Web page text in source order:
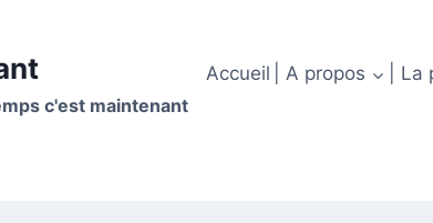
c'est maintenant
Accueil | A propos |